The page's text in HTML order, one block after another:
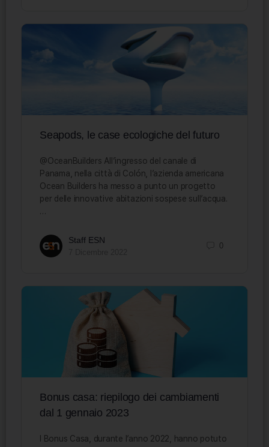
Seapods, le case ecologiche del futuro
@OceanBuilders All’ingresso del canale di
Panama, nella città di Colón, l’azienda americana
Ocean Builders ha messo a punto un progetto
per delle innovative abitazioni sospese sull’acqua.
…
Staff ESN
0
Bonus casa: riepilogo dei cambiamenti
dal 1 gennaio 2023
I Bonus Casa, durante l’anno 2022, hanno potuto